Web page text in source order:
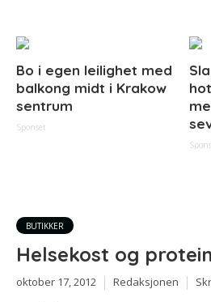
Bo i egen leilighet med
balkong midt i Krakow
sentrum
Sponset
BUTIKKER
Helsekost og protein
oktober 17, 2012 Redaksjonen